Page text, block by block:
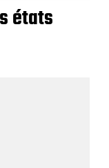
états